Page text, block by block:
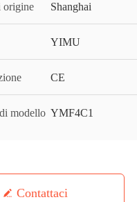
origine Shanghai
YIMU
CE
modello YMF4C1
Contattaci